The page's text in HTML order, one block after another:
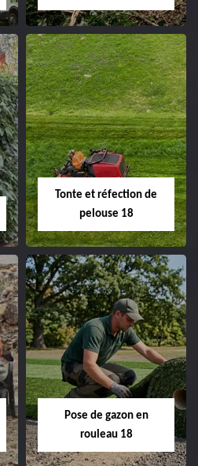
changement grillage et
clôture 18 Cher tel:
02.52.56.49.40
Abattage d'arbres
18
Entreprise abattage
Tonte et réfection de
pelouse 18
Tonte et réfection
de pelouse 18
Entreprise tonte et
Cher tel: 02.52.56.49.40
Pose de gazon en
rouleau 18